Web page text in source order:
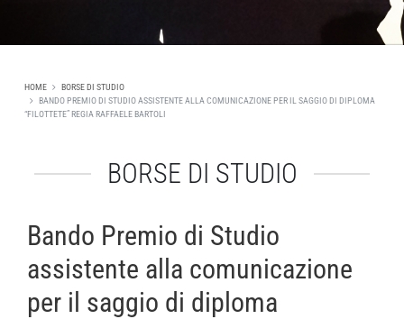
HOME
BORSE DI STUDIO
BANDO PREMIO DI STUDIO ASSISTENTE ALLA COMUNICAZIONE PER IL SAGGIO DI DIPLOMA
“FILOTTETE” REGIA RAFFAELE BARTOLI
BORSE DI STUDIO
Bando Premio di Studio
assistente alla comunicazione
per il saggio di diploma